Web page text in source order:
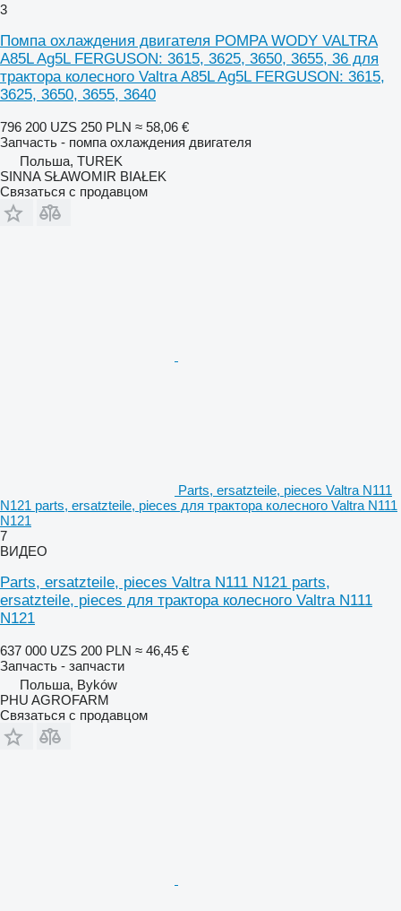
3
Помпа охлаждения двигателя POMPA WODY VALTRA
A85L Ag5L FERGUSON: 3615, 3625, 3650, 3655, 36 для
трактора колесного Valtra A85L Ag5L FERGUSON: 3615,
3625, 3650, 3655, 3640
796 200 UZS 250 PLN ≈ 58,06 €
Запчасть - помпа охлаждения двигателя
Польша, TUREK
SINNA SŁAWOMIR BIAŁEK
Связаться с продавцом
Parts, ersatzteile, pieces Valtra N111
N121 parts, ersatzteile, pieces для трактора колесного Valtra N111
N121
7
ВИДЕО
Parts, ersatzteile, pieces Valtra N111 N121 parts,
ersatzteile, pieces для трактора колесного Valtra N111
N121
637 000 UZS 200 PLN ≈ 46,45 €
Запчасть - запчасти
Польша, Byków
PHU AGROFARM
Связаться с продавцом